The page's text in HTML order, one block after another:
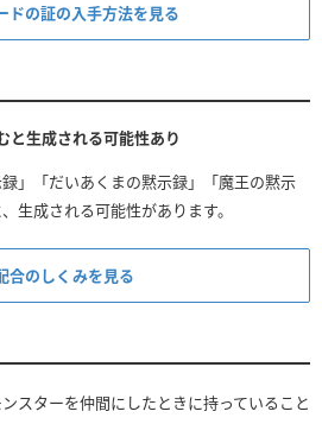
ドの証の入手方法を見る
と生成される可能性あり
」「だいあくまの黙示録」「魔王の黙示
生成される可能性があります。
合のしくみを見る
スターを仲間にしたときに持っていること